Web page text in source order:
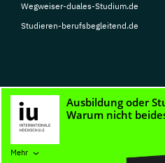
Mehr
Wegweiser-duales-Studium.de
Studieren-berufsbegleitend.de
© Copyright 2026, TarGroup Media GmbH